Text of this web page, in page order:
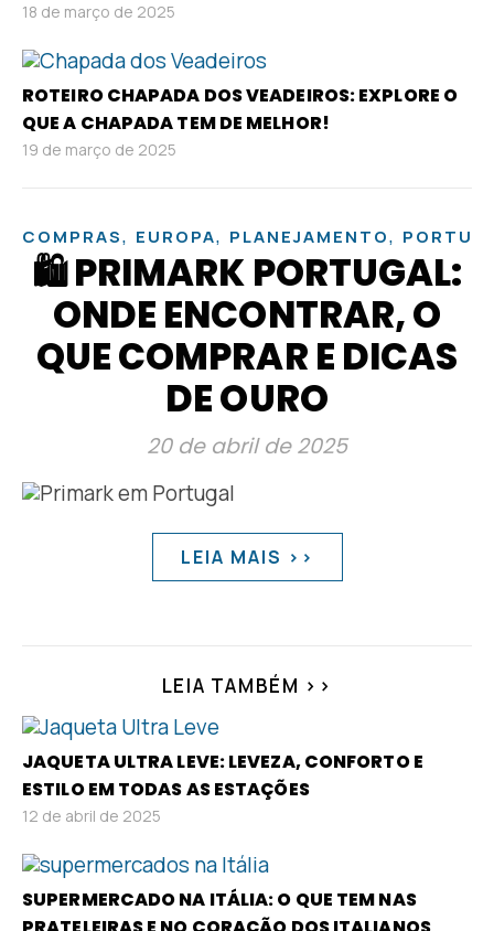
18 de março de 2025
ROTEIRO CHAPADA DOS VEADEIROS: EXPLORE O
QUE A CHAPADA TEM DE MELHOR!
19 de março de 2025
COMPRAS, EUROPA, PLANEJAMENTO,
🛍️ PRIMARK PORTUGAL:
ONDE ENCONTRAR, O
QUE COMPRAR E DICAS
DE OURO
20 de abril de 2025
LEIA MAIS >>
LEIA TAMBÉM >>
JAQUETA ULTRA LEVE: LEVEZA, CONFORTO E
ESTILO EM TODAS AS ESTAÇÕES
12 de abril de 2025
SUPERMERCADO NA ITÁLIA: O QUE TEM NAS